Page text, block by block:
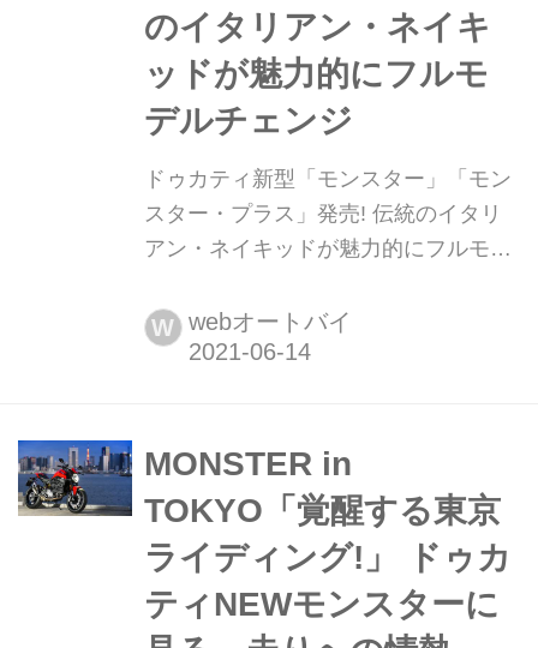
のイタリアン・ネイキ
ッドが魅力的にフルモ
デルチェンジ
ドゥカティ新型「モンスター」「モン
スター・プラス」発売! 伝統のイタリ
アン・ネイキッドが魅力的にフルモデ
量937ccの新型モンスターの発売を決
定した。2021年6月26日(土)から全国
W webオートバイ
MONSTER in
TOKYO「覚醒する東京
ライディング!」 ドゥカ
ティNEWモンスターに